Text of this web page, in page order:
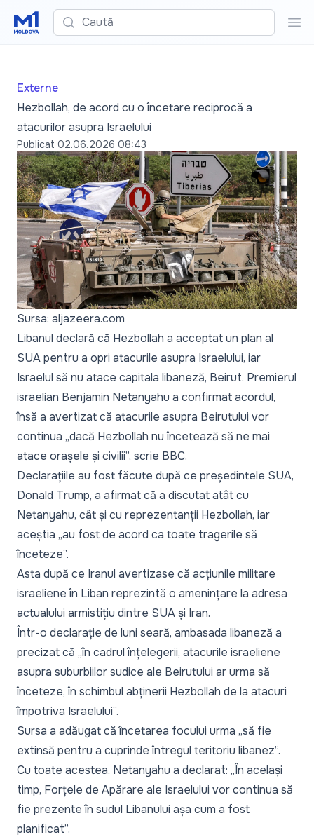
Caută
Externe
Hezbollah, de acord cu o încetare reciprocă a
atacurilor asupra Israelului
Publicat 02.06.2026 08:43
Sursa: aljazeera.com
Libanul declară că Hezbollah a acceptat un plan al
SUA pentru a opri atacurile asupra Israelului, iar
Israelul să nu atace capitala libaneză, Beirut. Premierul
israelian Benjamin Netanyahu a confirmat acordul,
însă a avertizat că atacurile asupra Beirutului vor
continua „dacă Hezbollah nu încetează să ne mai
atace orașele și civilii”, scrie BBC.
Declarațiile au fost făcute după ce președintele SUA,
Donald Trump, a afirmat că a discutat atât cu
Netanyahu, cât și cu reprezentanții Hezbollah, iar
aceștia „au fost de acord ca toate tragerile să
înceteze”.
Asta după ce Iranul avertizase că acțiunile militare
israeliene în Liban reprezintă o amenințare la adresa
actualului armistițiu dintre SUA și Iran.
Într-o declarație de luni seară, ambasada libaneză a
precizat că „în cadrul înțelegerii, atacurile israeliene
asupra suburbiilor sudice ale Beirutului ar urma să
înceteze, în schimbul abținerii Hezbollah de la atacuri
împotriva Israelului”.
Sursa a adăugat că încetarea focului urma „să fie
extinsă pentru a cuprinde întregul teritoriu libanez”.
Cu toate acestea, Netanyahu a declarat: „În același
timp, Forțele de Apărare ale Israelului vor continua să
fie prezente în sudul Libanului așa cum a fost
planificat”.